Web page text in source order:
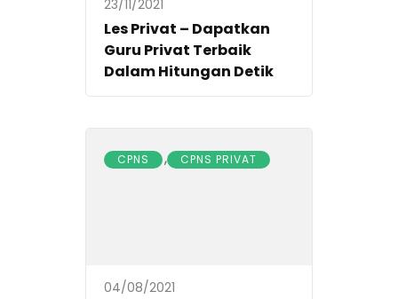
23/11/2021
Les Privat – Dapatkan
Guru Privat Terbaik
Dalam Hitungan Detik
CPNS , CPNS PRIVAT
04/08/2021